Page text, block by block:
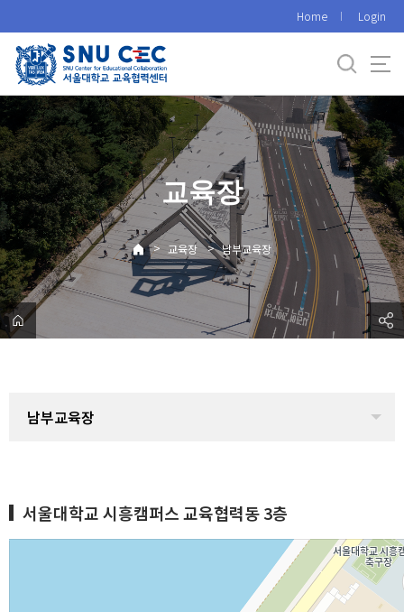
로
메
뉴
Home Login
교육장
> 교육장 > 남부교육장
남부교육장
서울대학교 시흥캠퍼스 교육협력동 3층